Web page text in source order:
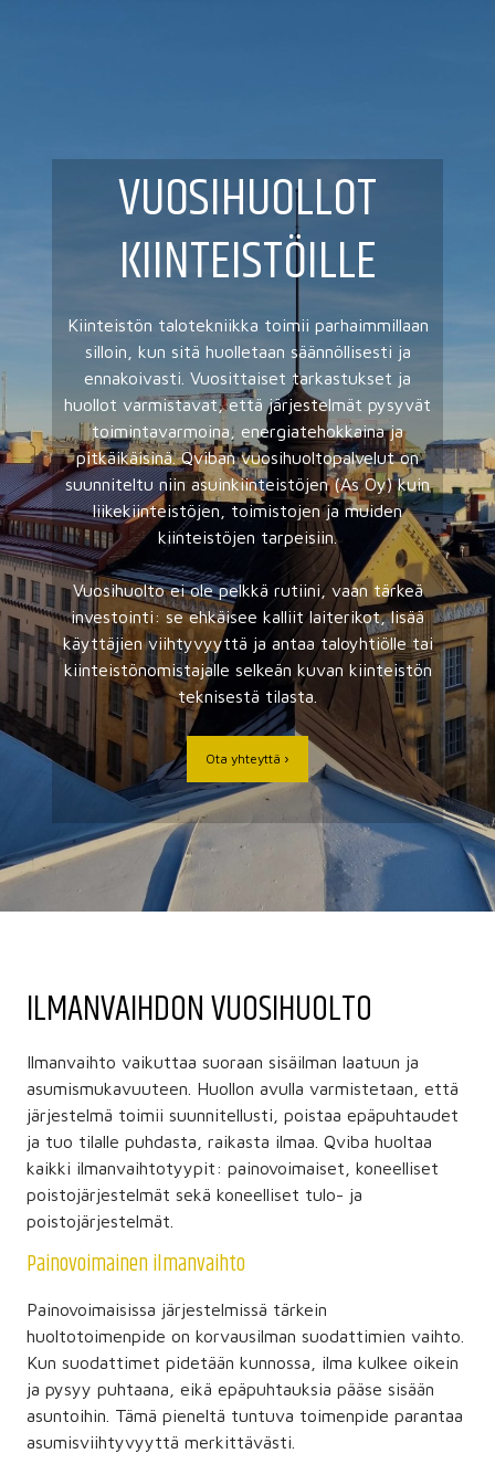
VUOSIHUOLLOT
KIINTEISTÖILLE
Kiinteistön talotekniikka toimii parhaimmillaan
silloin, kun sitä huolletaan säännöllisesti ja
ennakoivasti. Vuosittaiset tarkastukset ja
huollot varmistavat, että järjestelmät pysyvät
toimintavarmoina, energiatehokkaina ja
pitkäikäisinä. Qviban vuosihuoltopalvelut on
suunniteltu niin asuinkiinteistöjen (As Oy) kuin
liikekiinteistöjen, toimistojen ja muiden
kiinteistöjen tarpeisiin.
Vuosihuolto ei ole pelkkä rutiini, vaan tärkeä
investointi: se ehkäisee kalliit laiterikot, lisää
käyttäjien viihtyvyyttä ja antaa taloyhtiölle tai
kiinteistönomistajalle selkeän kuvan kiinteistön
teknisestä tilasta.
Ota yhteyttä ›
ILMANVAIHDON VUOSIHUOLTO
Ilmanvaihto vaikuttaa suoraan sisäilman laatuun ja
asumismukavuuteen. Huollon avulla varmistetaan, että
järjestelmä toimii suunnitellusti, poistaa epäpuhtaudet
ja tuo tilalle puhdasta, raikasta ilmaa. Qviba huoltaa
kaikki ilmanvaihtotyypit: painovoimaiset, koneelliset
poistojärjestelmät sekä koneelliset tulo- ja
poistojärjestelmät.
Painovoimainen ilmanvaihto
Painovoimaisissa järjestelmissä tärkein
huoltotoimenpide on korvausilman suodattimien vaihto.
Kun suodattimet pidetään kunnossa, ilma kulkee oikein
ja pysyy puhtaana, eikä epäpuhtauksia pääse sisään
asuntoihin. Tämä pieneltä tuntuva toimenpide parantaa
asumisviihtyvyyttä merkittävästi.